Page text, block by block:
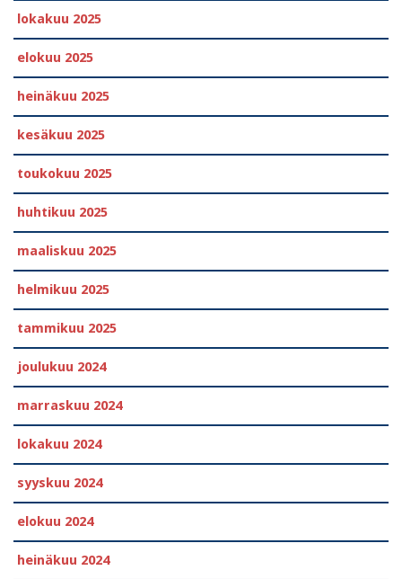
lokakuu 2025
elokuu 2025
heinäkuu 2025
kesäkuu 2025
toukokuu 2025
huhtikuu 2025
maaliskuu 2025
helmikuu 2025
tammikuu 2025
joulukuu 2024
marraskuu 2024
lokakuu 2024
syyskuu 2024
elokuu 2024
heinäkuu 2024